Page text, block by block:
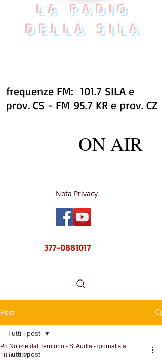
LA RADIO
DELLA SILA
frequenze FM: 101.7 SILA e
prov. CS - FM 95.7 KR e prov. CZ
ON AIR
Nota Privacy
377-0881017
Post
Tutti i post
Tutti i post
Prl Notizie dal Territorio - S. Audia - giornalista
18 ott 2023